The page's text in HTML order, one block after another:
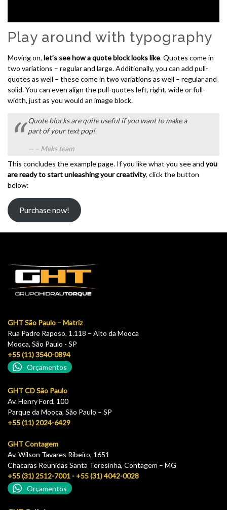
Play around with typography
Moving on, let’s see how a quote block looks like. Quotes come in
two variations – regular and large. Additionally, you can add pull-
quotes as well – these come in two variations as well – regular and
solid. You can even align the pull-quotes left, right, wide or full-
width, just as you would an image block.
Quote blocks are quite useful if you want to make a
part of your text pop!
– Meks team
This concludes the example page. If you like what you see and you
are ready to start unleashing your creativity, click the button
below:
Purchase now!
GHT São Paulo – Matriz
Rua Padre Raposo, 1.118 – Alto da Mooca
Mooca, São Paulo - SP
+55 (11) 3540-0894
Orçamentos
GHT CD São Paulo
Av. Henry Ford, 100
Parque da Mooca, São Paulo – SP
+55 (11) 2024-6429
GHT Contagem
Av. Wilson Tavares Ribeiro, 1651
Chacaras Reunidas Santa Teresinha, Contagem – MG
+55 (31) 2512-7001 - +55 (31) 4042-0028
Orçamentos